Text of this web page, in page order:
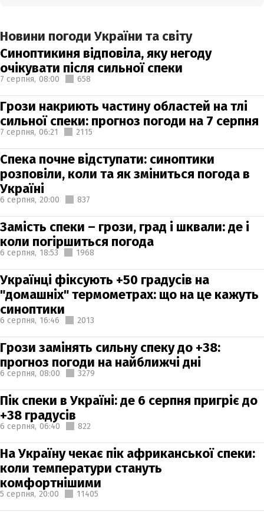
Новини погоди України та світу
Синоптикиня відповіла, яку негоду
очікувати після сильної спеки
7 серпня, 08:00 658
Грози накриють частину областей на тлі
сильної спеки: прогноз погоди на 7 серпня
7 серпня, 06:21 2115
Спека почне відступати: синоптики
розповіли, коли та як зміниться погода в
Україні
6 серпня, 20:00 837
Замість спеки – грози, град і шквали: де і
коли погіршиться погода
6 серпня, 18:53 1968
Українці фіксують +50 градусів на
"домашніх" термометрах: що на це кажуть
синоптики
6 серпня, 16:46 2013
Грози замінять сильну спеку до +38:
прогноз погоди на найближчі дні
6 серпня, 08:00 3279
Пік спеки в Україні: де 6 серпня пригріє до
+38 градусів
6 серпня, 06:40 822
На Україну чекає пік африканської спеки:
коли температури стануть
комфортнішими
5 серпня, 20:00 11405